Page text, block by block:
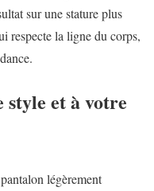
sur une stature plus
respecte la ligne du corps,
et à votre
légèrement